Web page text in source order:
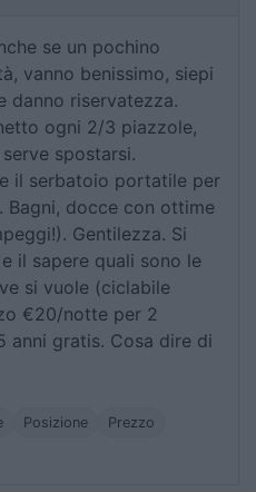
se un pochino
vanno benissimo, siepi
danno riservatezza.
ogni 2/3 piazzole,
spostarsi.
il serbatoio portatile per
Bagni, docce con ottime
Gentilezza. Si
il sapere quali sono le
si vuole (ciclabile
€20/notte per 2
anni gratis. Cosa dire di
Posizione
Prezzo